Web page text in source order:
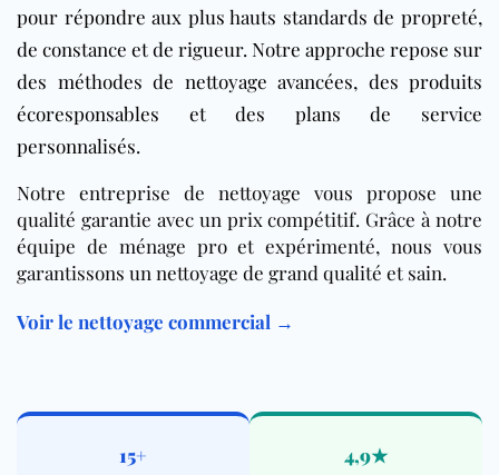
pour répondre aux plus hauts standards de propreté,
de constance et de rigueur. Notre approche repose sur
des méthodes de nettoyage avancées, des produits
écoresponsables et des plans de service
personnalisés.
Notre entreprise de nettoyage vous propose une
qualité garantie avec un prix compétitif. Grâce à notre
équipe de ménage pro et expérimenté, nous vous
garantissons un nettoyage de grand qualité et sain.
Voir le nettoyage commercial →
15+
4,9★